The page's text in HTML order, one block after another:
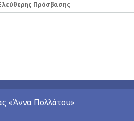
Πρόσβασης
«Άννα Πολλάτου»